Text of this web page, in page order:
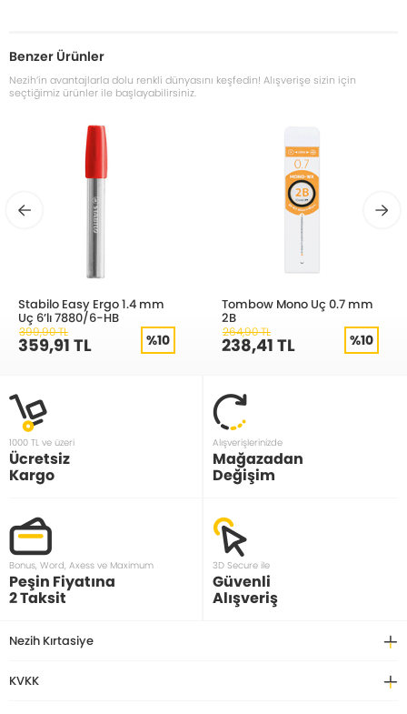
Benzer Ürünler
Nezih’in avantajlarla dolu renkli dünyasını keşfedin! Alışverişe sizin için
seçtiğimiz ürünler ile başlayabilirsiniz.
Stabilo Easy Ergo 1.4 mm
Uç 6’lı 7880/6-HB
399,90 TL
359,91 TL %10
Tombow Mono Uç 0.7 mm
2B
264,90 TL
238,41 TL %10
1000 TL ve üzeri
Ücretsiz
Kargo
Alışverişlerinizde
Mağazadan
Değişim
Bonus, Word, Axess ve Maximum
Peşin Fiyatına
2 Taksit
3D Secure ile
Güvenli
Alışveriş
Nezih Kırtasiye
KVKK